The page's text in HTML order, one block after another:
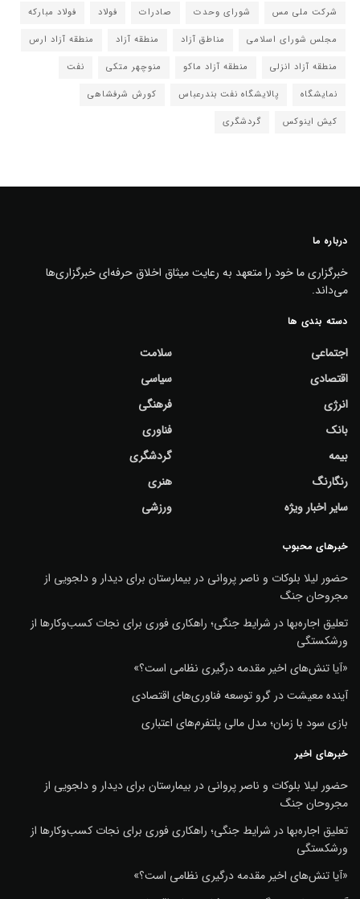
شرکت ملی مس
شورای وحدت صادرات فولاد
فولاد مبارکه
مجلس شورای اسلامی
مناطق آزاد منطقه آزاد
منطقه آزاد ارس
منطقه آزاد انزلی
منطقه آزاد ماکو منوچهر متکی
نفت
نمایشگاه
پالایشگاه نفت بندرعباس
کورش شرفشاهی
کیش اینوکس
گردشگری
درباره ما
خبرگزاری ما خود را متعهد به رعایت میثاق اخلاق حرفه‌ای خبرگزاری‌ها
می‌داند.
دسته بندی ها
اجتماعی
اقتصادی
انرژی
بانک
بیمه
رنگارنگ
سایر اخبار ویژه
سلامت
سیاسی
فرهنگی
فناوری
گردشگری
هنری
ورزشی
خبرهای محبوب
حضور لیلا بلوکات و ناصر پروانی در بیمارستان برای دیدار و دلجویی از
مجروحان جنگ
تعلیق اجاره‌بها در شرایط جنگی؛ راهکاری فوری برای نجات کسب‌وکارها از
ورشکستگی
«آیا تنش‌های اخیر مقدمه درگیری نظامی است؟»
آینده معیشت در گرو توسعه فناوری‌های اقتصادی
بازی سود با زمان؛ مدل مالی پلتفرم‌های اعتباری
خبرهای اخیر
حضور لیلا بلوکات و ناصر پروانی در بیمارستان برای دیدار و دلجویی از
مجروحان جنگ
تعلیق اجاره‌بها در شرایط جنگی؛ راهکاری فوری برای نجات کسب‌وکارها از
ورشکستگی
«آیا تنش‌های اخیر مقدمه درگیری نظامی است؟»